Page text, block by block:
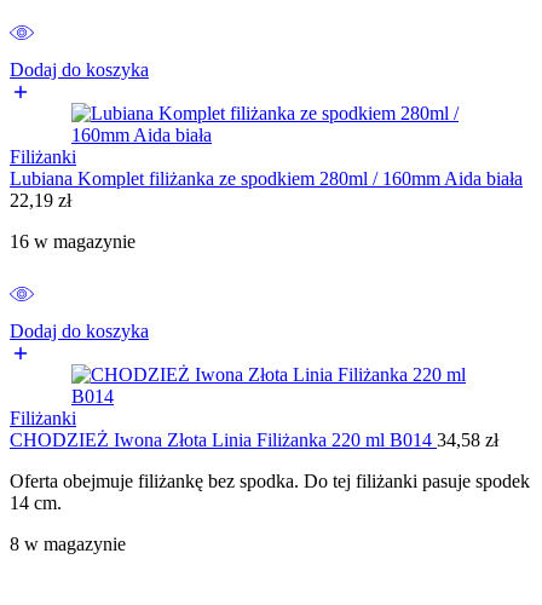
Dodaj do koszyka
Filiżanki
Lubiana Komplet filiżanka ze spodkiem 280ml / 160mm Aida biała
22,19 zł
16 w magazynie
Dodaj do koszyka
Filiżanki
CHODZIEŻ Iwona Złota Linia Filiżanka 220 ml B014 34,58 zł
Oferta obejmuje filiżankę bez spodka. Do tej filiżanki pasuje spodek
14 cm.
8 w magazynie